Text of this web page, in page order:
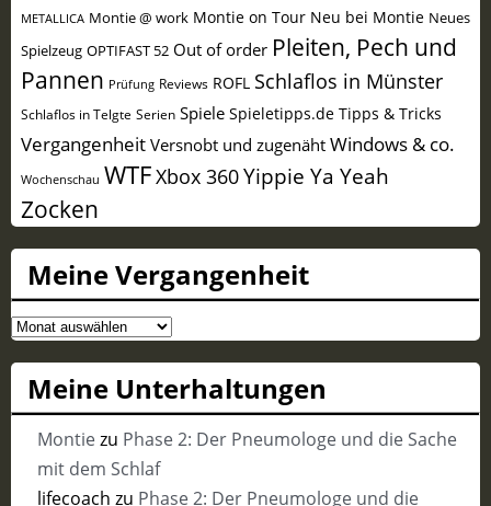
METALLICA Montie @ work Montie on Tour Neu bei Montie Neues
Spielzeug OPTIFAST 52 Out of order Pleiten, Pech und
Pannen Prüfung Reviews ROFL Schlaflos in Münster
Schlaflos in Telgte Serien Spiele Spieletipps.de Tipps & Tricks
Vergangenheit Versnobt und zugenäht Windows & co.
Wochenschau WTFXbox 360Yippie Ya Yeah
Zocken
Meine Vergangenheit
Meine
Vergangenheit
Meine Unterhaltungen
Montiezu Phase 2: Der Pneumologe und die Sache
mit dem Schlaf
lifecoach zu Phase 2: Der Pneumologe und die